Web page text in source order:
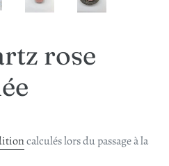
rose
calculés lors du passage à la